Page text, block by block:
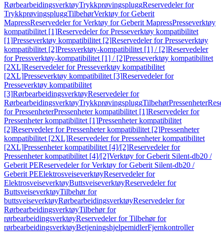
RørbearbeidingsverktøyTrykkprøvingspluggReservedeler for
TrykkprøvingspluggTilbehørVerktøy for Geberit
MapressReservedeler for Verktøy for Geberit MapressPresseverktøy
kompatibilitet [1]Reservedeler for Presseverktøy kompatibilitet
[1]Presseverktøy kompatibilitet [2]Reservedeler for Presseverktøy
kompatibilitet [2]Pressverktøy-kompatibilitet [1] / [2]Reservedeler
for Pressverktøy-kompatibilitet [1] / [2]Presseverktøy kompatibilitet
[2XL]Reservedeler for Presseverktøy kompatibilitet
[2XL]Presseverktøy kompatibilitet [3]Reservedeler for
Presseverktøy kompatibilitet
[3]RørbearbeidingsverktøyReservedeler for
RørbearbeidingsverktøyTrykkprøvingspluggTilbehørPressenheter
for PressenheterPressenheter kompatibilitet [1]Reservedeler for
Pressenheter kompatibilitet [1]Pressenheter kompatibilitet
[2]Reservedeler for Pressenheter kompatibilitet [2]Pressenheter
kompatibilitet [2XL]Reservedeler for Pressenheter kompatibilitet
[2XL]Pressenheter kompatibilitet [4]/[2]Reservedeler for
Pressenheter kompatibilitet [4]/[2]Verktøy for Geberit Silent-db20 /
Geberit PEReservedeler for Verktøy for Geberit Silent-db20 /
Geberit PEElektrosveiseverktøyReservedeler for
ElektrosveiseverktøyButtsveiseverktøyReservedeler for
ButtsveiseverktøyTilbehør for
buttsveiseverktøyRørbearbeidingsverktøyReservedeler for
RørbearbeidingsverktøyTilbehør for
rørbearbeidingsverktøyReservedeler for Tilbehør for
rørbearbeidingsverktøyBetjeningshjelpemidlerFjernkontroller